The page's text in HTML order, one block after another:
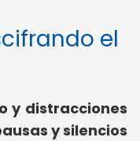
el
y distracciones
y silencios